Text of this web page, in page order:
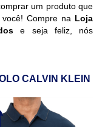
um produto que
Compre na Loja
e seja feliz, nós
CALVIN KLEIN